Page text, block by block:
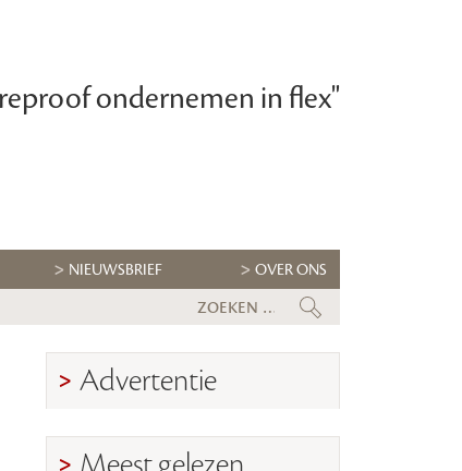
ondernemen in flex"
NIEUWSBRIEF OVER ONS
Flexbranche wacht
Advertentie